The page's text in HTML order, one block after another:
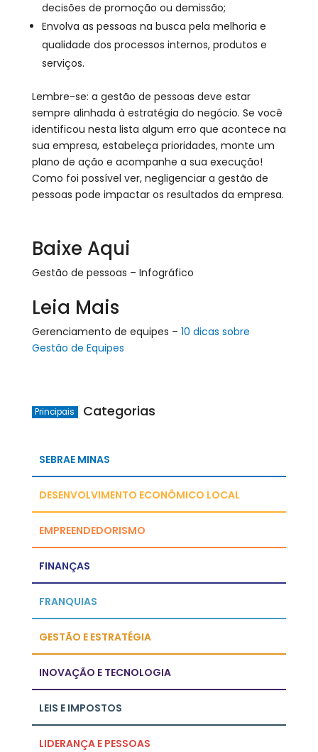
decisões de promoção ou demissão;
Envolva as pessoas na busca pela melhoria e
qualidade dos processos internos, produtos e
serviços.
Lembre-se: a gestão de pessoas deve estar
sempre alinhada à estratégia do negócio. Se você
identificou nesta lista algum erro que acontece na
sua empresa, estabeleça prioridades, monte um
plano de ação e acompanhe a sua execução!
Como foi possível ver, negligenciar a gestão de
pessoas pode impactar os resultados da empresa.
Baixe Aqui
Gestão de pessoas – Infográfico
Leia Mais
Gerenciamento de equipes – 10 dicas sobre
Gestão de Equipes
Principais Categorias
SEBRAE MINAS
DESENVOLVIMENTO ECONÔMICO LOCAL
EMPREENDEDORISMO
FINANÇAS
FRANQUIAS
GESTÃO E ESTRATÉGIA
INOVAÇÃO E TECNOLOGIA
LEIS E IMPOSTOS
LIDERANÇA E PESSOAS